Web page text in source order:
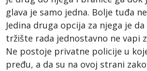
glava je samo jedna. Bolje tuđa
Jedina druga opcija za njega je
tržište rada jednostavno ne vapi
Ne postoje privatne policije u
pređu, a da su na ovoj strani